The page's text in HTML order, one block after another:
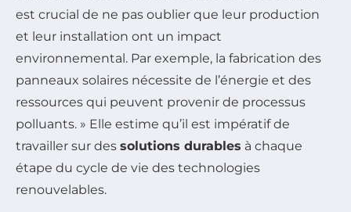
est crucial de ne pas oublier que leur production
et leur installation ont un impact
environnemental. Par exemple, la fabrication des
panneaux solaires nécessite de l’énergie et des
ressources qui peuvent provenir de processus
polluants. » Elle estime qu’il est impératif de
travailler sur des solutions durables à chaque
étape du cycle de vie des technologies
renouvelables.